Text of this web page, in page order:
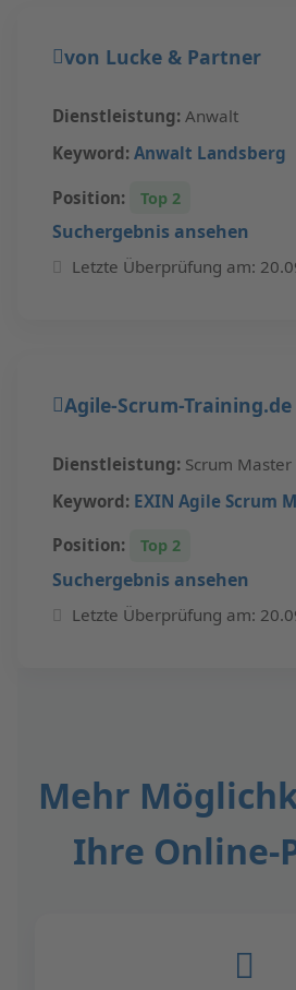
von Lucke & Partner
Dienstleistung: Anwalt
Keyword: Anwalt Landsberg
Position: Top 2
Suchergebnis ansehen
Letzte Überprüfung am:
Agile-Scrum-Training.de
Dienstleistung: Scrum
Keyword: EXIN Agile Scrum
Position: Top 2
Suchergebnis ansehen
Letzte Überprüfung am:
Mehr
Ihre Online-